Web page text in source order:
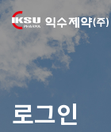
로그인